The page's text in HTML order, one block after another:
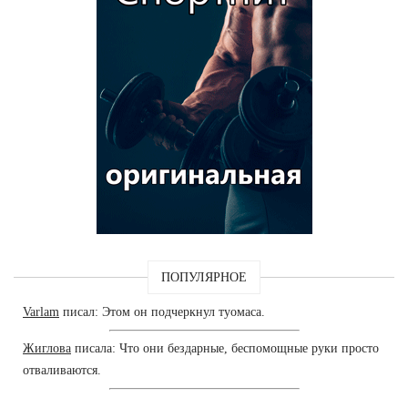
ПОПУЛЯРНОЕ
Varlam писал: Этом он подчеркнул туомаса.
Жиглова писала: Что они бездарные, беспомощные руки просто
отваливаются.